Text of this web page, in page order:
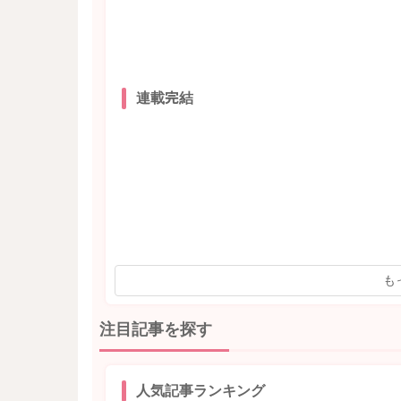
連載完結
も
注目記事を探す
人気記事ランキング